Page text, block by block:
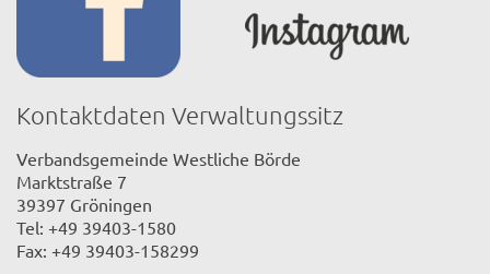
Kontaktdaten Verwaltungssitz
Verbandsgemeinde Westliche Börde
Marktstraße 7
39397 Gröningen
Tel: +49 39403-1580
Fax: +49 39403-158299